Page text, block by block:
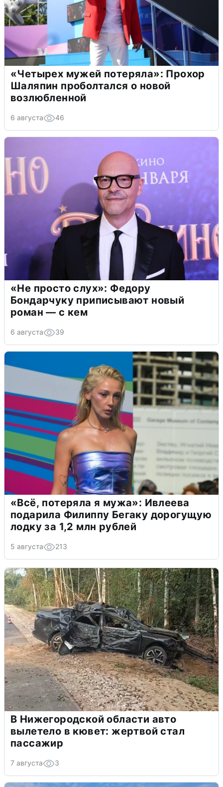
«Четырех мужей потеряла»: Прохор
Шаляпин проболтался о новой
возлюбленной
6 августа 46
«Не просто слух»: Федору
Бондарчуку приписывают новый
роман — с кем
6 августа 39
«Всё, потеряла я мужа»: Ивлеева
подарила Филиппу Бегаку дорогущую
лодку за 1,2 млн рублей
5 августа 213
В Нижегородской области авто
вылетело в кювет: жертвой стал
пассажир
7 августа 3